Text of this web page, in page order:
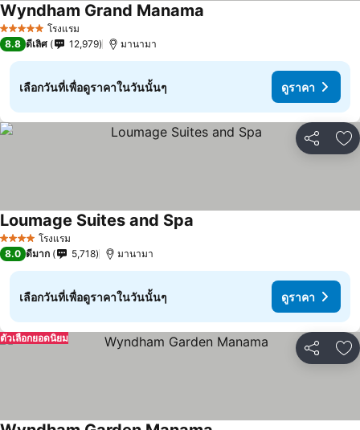
5 ดาว โรงแรม
Wyndham Grand Manama
8.8 ดีเลิศ 12,979 มานามา
เลือกวันที่เพื่อดูราคาในวันนั้นๆ ดูราคา
แชร์ เ
4 ดาว โรงแรม
Loumage Suites and Spa
8.0 ดีมาก 5,718 มานามา
เลือกวันที่เพื่อดูราคาในวันนั้นๆ ดูราคา
แชร์ เ
ตัวเลือกยอดนิยม